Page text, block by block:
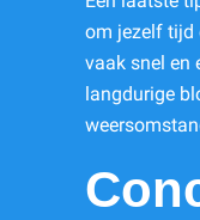
om jezelf tijd
vaak snel en
langdurige